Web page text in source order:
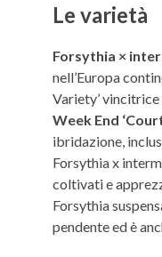
Le varietà
Forsythia ×
nell’Europa
Variety’
Week End
ibridazione,
Forsythia x
coltivati e
Forsythia
pendente ed è